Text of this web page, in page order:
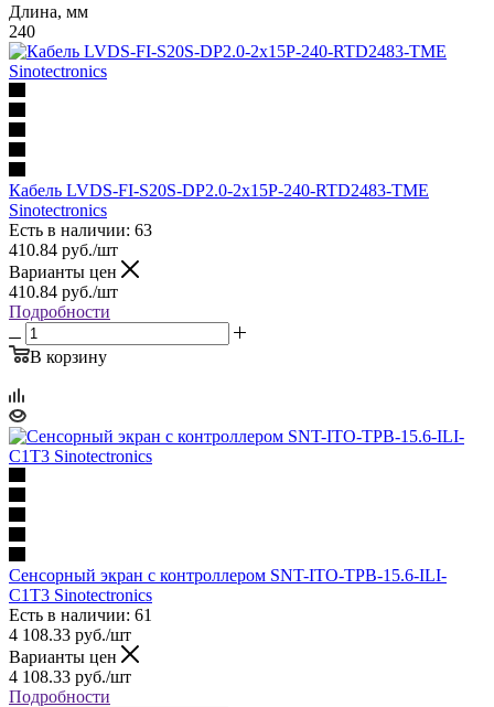
Длина, мм
240
Кабель LVDS-FI-S20S-DP2.0-2x15P-240-RTD2483-TME
Sinotectronics
Есть в наличии: 63
410.84 руб./шт
Варианты цен
410.84 руб./шт
Подробности
В корзину
Сенсорный экран с контроллером SNT-ITO-TPB-15.6-ILI-
C1T3 Sinotectronics
Есть в наличии: 61
4 108.33 руб./шт
Варианты цен
4 108.33 руб./шт
Подробности